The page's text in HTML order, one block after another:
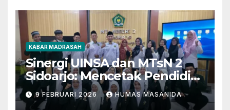
KABAR MADRASAH
Sinergi UINSA dan MTsN 2
Sidoarjo: Mencetak Pendidik
Berkarakter Menghadapi
Tantangan Zaman
9 FEBRUARI 2026 HUMAS MASANIDA